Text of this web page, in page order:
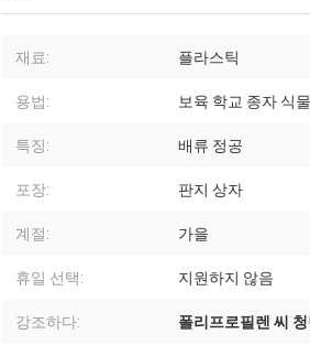
재료: 플라스틱
용법: 보육 학교 종자 식
특징: 배류 정공
포장: 판지 상자
계절: 가을
휴일 선택: 지원하지 않음
강조하다: 폴리프로필렌 씨 청